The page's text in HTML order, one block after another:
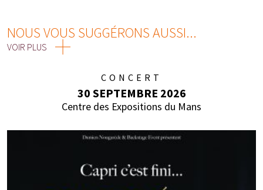
NOUS VOUS SUGGÉRONS AUSSI...
VOIR PLUS
CONCERT
30 SEPTEMBRE 2026
Centre des Expositions du Mans